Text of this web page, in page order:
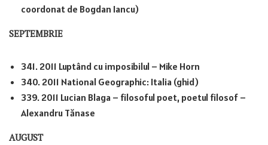
coordonat de Bogdan Iancu)
SEPTEMBRIE
341. 2011 Luptând cu imposibilul – Mike Horn
340. 2011 National Geographic: Italia (ghid)
339. 2011 Lucian Blaga – filosoful poet, poetul filosof –
Alexandru Tănase
AUGUST